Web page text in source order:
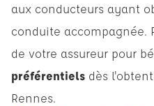
aux conducteurs ayant
conduite accompagnée.
de votre assureur pour
préférentiels dès
Rennes.